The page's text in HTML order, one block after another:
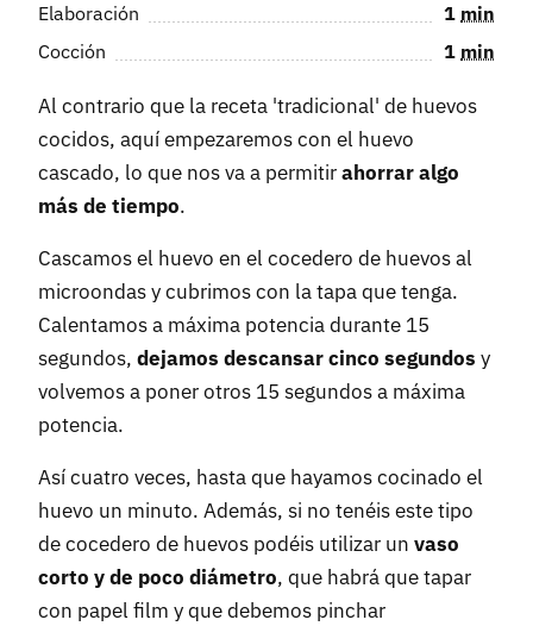
Elaboración
1 min
Cocción
1 min
Al contrario que la receta 'tradicional' de huevos
cocidos, aquí empezaremos con el huevo
cascado, lo que nos va a permitirahorrar algo
más de tiempo.
Cascamos el huevo en el cocedero de huevos al
microondas y cubrimos con la tapa que tenga.
Calentamos a máxima potencia durante 15
segundos, dejamos descansar cinco segundos y
volvemos a poner otros 15 segundos a máxima
potencia.
Así cuatro veces, hasta que hayamos cocinado el
huevo un minuto. Además, si no tenéis este tipo
de cocedero de huevos podéis utilizar un vaso
corto y de poco diámetro, que habrá que tapar
con papel film y que debemos pinchar